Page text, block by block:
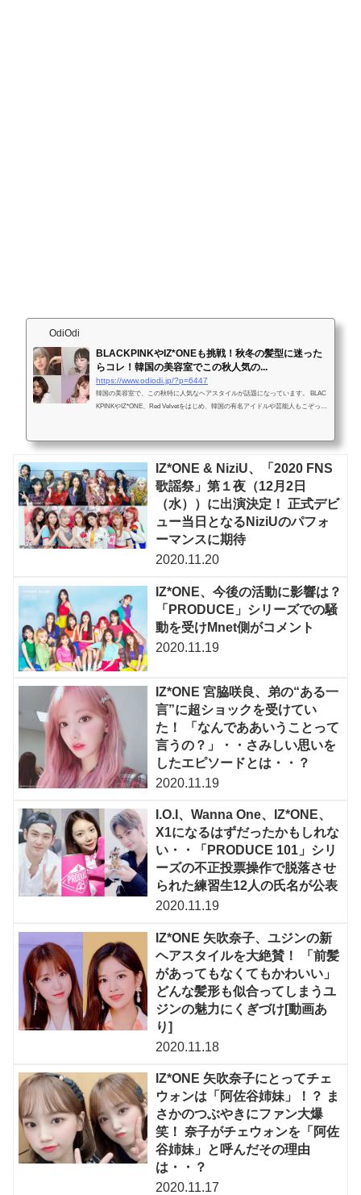
OdiOdi
BLACKPINKやIZ*ONEも挑戦！秋冬の髪型に迷った
らコレ！韓国の美容室でこの秋人気の...
https://www.odiodi.jp/?p=6447
韓国の美容室で、この秋特に人気なヘアスタイルが話題になっています。 BLAC
KPINKやIZ*ONE、Red Velvetをはじめ、韓国の有名アイドルや芸能人もこぞって
IZ*ONE & NiziU、「2020 FNS
歌謡祭」第１夜（12月2日
（水））に出演決定！ 正式デビ
ュー当日となるNiziUのパフォ
ーマンスに期待
2020.11.20
IZ*ONE、今後の活動に影響は？
「PRODUCE」シリーズでの騒
動を受けMnet側がコメント
2020.11.19
IZ*ONE 宮脇咲良、弟の“ある一
言”に超ショックを受けてい
た！ 「なんでああいうことって
言うの？」・・さみしい思いを
したエピソードとは・・？
2020.11.19
I.O.I、Wanna One、IZ*ONE、
X1になるはずだったかもしれな
い・・「PRODUCE 101」シリ
ーズの不正投票操作で脱落させ
られた練習生12人の氏名が公表
2020.11.19
IZ*ONE 矢吹奈子、ユジンの新
ヘアスタイルを大絶賛！ 「前髪
があってもなくてもかわいい」
どんな髪形も似合ってしまうユ
ジンの魅力にくぎづけ[動画あ
り]
2020.11.18
IZ*ONE 矢吹奈子にとってチェ
ウォンは「阿佐谷姉妹」！？ ま
さかのつぶやきにファン大爆
笑！ 奈子がチェウォンを「阿佐
谷姉妹」と呼んだその理由
は・・？
2020.11.17